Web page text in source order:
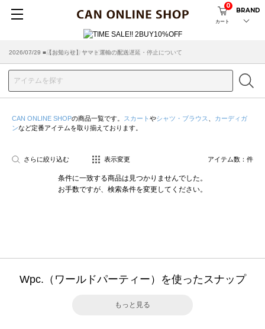
カート
0
BRAND
2026/07/29 ■【お知らせ】ヤマト運輸の配送遅延・停止について
2026/03/18 ■店舗受け取りサービスのご案内
CAN ONLINE SHOPの商品一覧です。 スカート やシャツ・ブラウス
カーディガ
ンなど定番アイテムを取り揃えております。
さらに絞り込む 表示変更 アイテム数： 件
条件に一致する商品は見つかりませんでした。
お手数ですが、検索条件を変更してください。
Wpc.（ワールドパーティー）を使ったスナップ
もっと見る